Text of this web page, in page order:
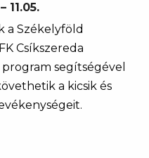
11.05.
a Székelyföld
Csíkszereda
segítségével
a kicsik és